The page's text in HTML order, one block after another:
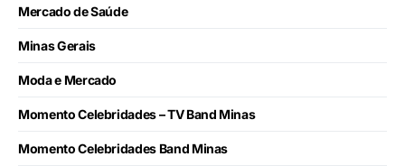
Mercado de Saúde
Minas Gerais
Moda e Mercado
Momento Celebridades – TV Band Minas
Momento Celebridades Band Minas